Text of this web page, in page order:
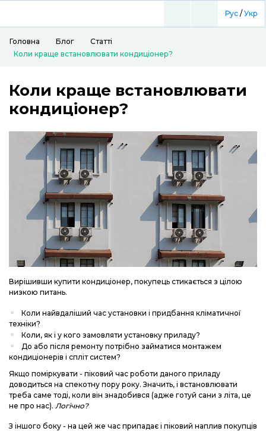
Рус / Укр
Головна Блог
Статті
Коли краще встановлювати кондиціонер?
Коли краще встановлювати
кондиціонер?
Вирішивши купити кондиціонер, покупець стикається з цілою
низкою питань.
Коли найвдаліший час установки і придбання кліматичної
техніки?
Коли, як і у кого замовляти установку приладу?
До або після ремонту потрібно займатися монтажем
кондиціонерів і спліт систем?
Якщо поміркувати - піковий час роботи даного приладу
доводиться на спекотну пору року. Значить, і встановлювати
треба саме тоді, коли він знадобився (адже готуй сани з літа, це
не про нас). Логічно?
З іншого боку - на цей же час припадає і піковий наплив покупців